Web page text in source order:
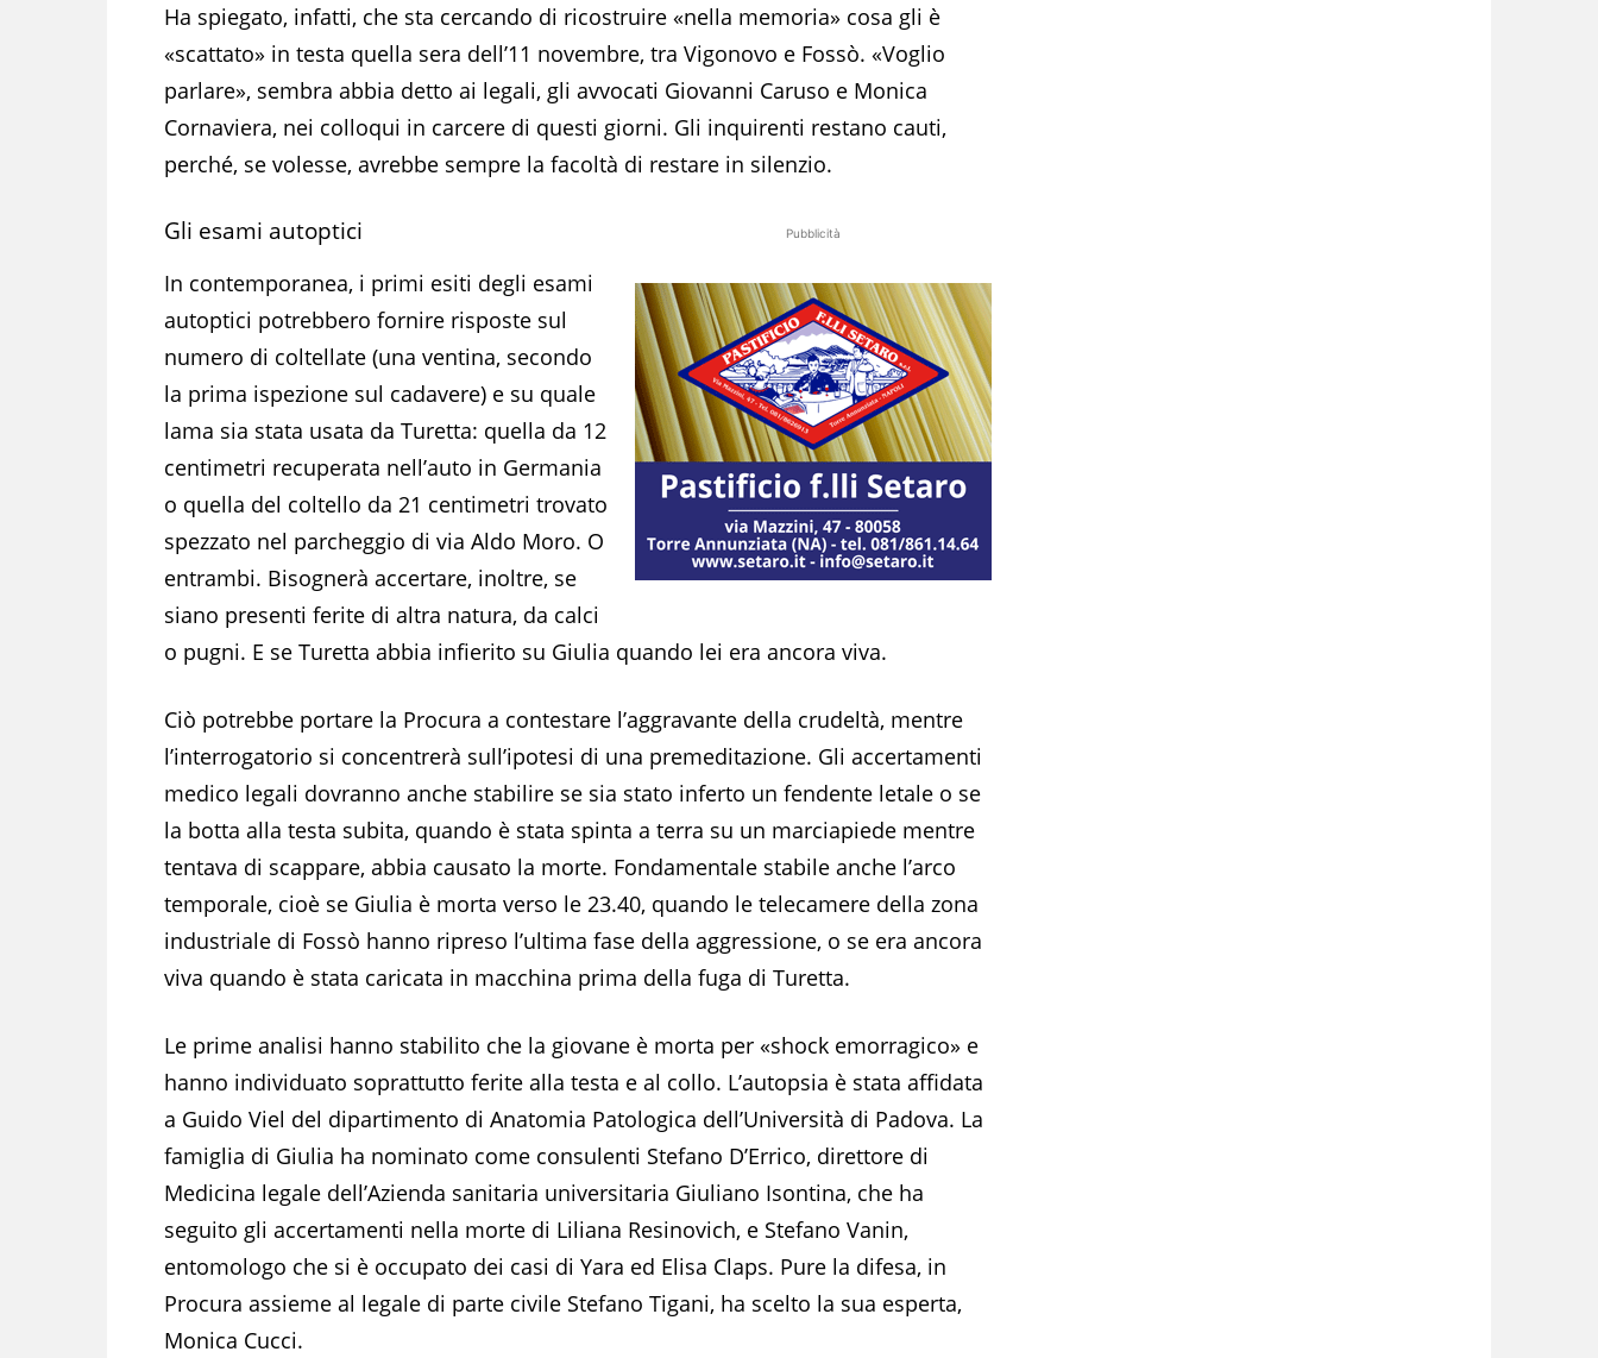
Ha spiegato, infatti, che sta cercando di ricostruire «nella memoria» cosa gli è
«scattato» in testa quella sera dell’11 novembre, tra Vigonovo e Fossò. «Voglio
parlare», sembra abbia detto ai legali, gli avvocati Giovanni Caruso e Monica
Cornaviera, nei colloqui in carcere di questi giorni. Gli inquirenti restano cauti,
perché, se volesse, avrebbe sempre la facoltà di restare in silenzio.
Pubblicità
Gli esami autoptici
In contemporanea, i primi esiti degli esami
autoptici potrebbero fornire risposte sul
numero di coltellate (una ventina, secondo
la prima ispezione sul cadavere) e su quale
lama sia stata usata da Turetta: quella da 12
centimetri recuperata nell’auto in Germania
o quella del coltello da 21 centimetri trovato
spezzato nel parcheggio di via Aldo Moro. O
entrambi. Bisognerà accertare, inoltre, se
siano presenti ferite di altra natura, da calci
o pugni. E se Turetta abbia infierito su Giulia quando lei era ancora viva.
Ciò potrebbe portare la Procura a contestare l’aggravante della crudeltà, mentre
l’interrogatorio si concentrerà sull’ipotesi di una premeditazione. Gli accertamenti
medico legali dovranno anche stabilire se sia stato inferto un fendente letale o se
la botta alla testa subita, quando è stata spinta a terra su un marciapiede mentre
tentava di scappare, abbia causato la morte. Fondamentale stabile anche l’arco
temporale, cioè se Giulia è morta verso le 23.40, quando le telecamere della zona
industriale di Fossò hanno ripreso l’ultima fase della aggressione, o se era ancora
viva quando è stata caricata in macchina prima della fuga di Turetta.
Le prime analisi hanno stabilito che la giovane è morta per «shock emorragico» e
hanno individuato soprattutto ferite alla testa e al collo. L’autopsia è stata affidata
a Guido Viel del dipartimento di Anatomia Patologica dell’Università di Padova. La
famiglia di Giulia ha nominato come consulenti Stefano D’Errico, direttore di
Medicina legale dell’Azienda sanitaria universitaria Giuliano Isontina, che ha
seguito gli accertamenti nella morte di Liliana Resinovich, e Stefano Vanin,
entomologo che si è occupato dei casi di Yara ed Elisa Claps. Pure la difesa, in
Procura assieme al legale di parte civile Stefano Tigani, ha scelto la sua esperta,
Monica Cucci.